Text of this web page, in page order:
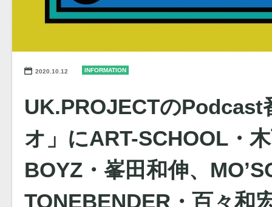
2020.10.12 INFORMATION
UK.PROJECTのPodcast
オ」にART-SCHOOL・
BOYZ・峯田和伸、
TONEBENDER・百々和